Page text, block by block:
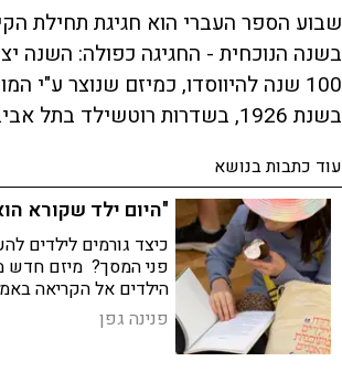
שבוע הספר העברי הוא חגיגת תחילת
בשנה הנוכחית - החגיגה כפולה: השנה
100 שנה להיווסדו, כמיזם שנוצר ע"י
בשנת 1926, בשדרות רוטשילד בתל אביב.
עוד כתבות בנושא
"היום ילד שקורא
כיצד גורמים לילדים
פני המסך? מיזם חדש
הילדים אל הקריאה
למועדון חברים,
עם סופרים ושחקנים
פנינה גפן